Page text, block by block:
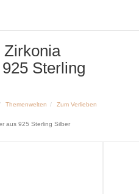
Zirkonia
Sterling
Themenwelten
Zum Verlieben
aus 925 Sterling Silber